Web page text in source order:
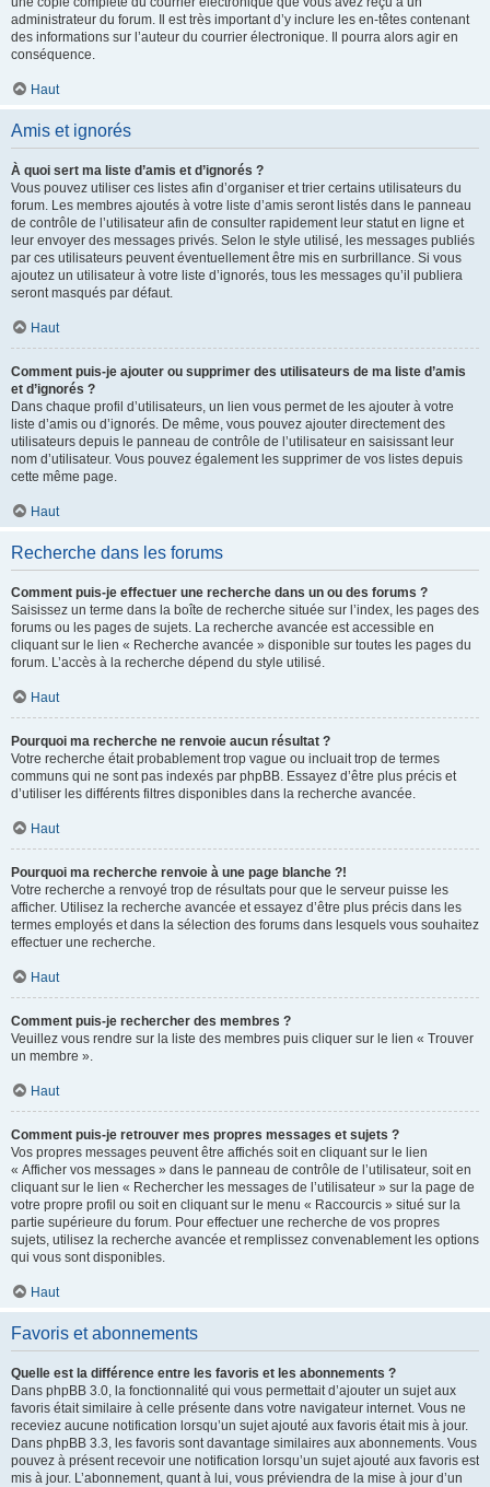
administrateur du forum. Il est très important d’y inclure les en-têtes contenant
des informations sur l’auteur du courrier électronique. Il pourra alors agir en
conséquence.
Haut
Amis et ignorés
À quoi sert ma liste d’amis et d’ignorés ?
Vous pouvez utiliser ces listes afin d’organiser et trier certains utilisateurs du
forum. Les membres ajoutés à votre liste d’amis seront listés dans le panneau
de contrôle de l’utilisateur afin de consulter rapidement leur statut en ligne et
leur envoyer des messages privés. Selon le style utilisé, les messages publiés
par ces utilisateurs peuvent éventuellement être mis en surbrillance. Si vous
ajoutez un utilisateur à votre liste d’ignorés, tous les messages qu’il publiera
seront masqués par défaut.
Haut
Comment puis-je ajouter ou supprimer des utilisateurs de ma liste d’amis
et d’ignorés ?
Dans chaque profil d’utilisateurs, un lien vous permet de les ajouter à votre
liste d’amis ou d’ignorés. De même, vous pouvez ajouter directement des
utilisateurs depuis le panneau de contrôle de l’utilisateur en saisissant leur
nom d’utilisateur. Vous pouvez également les supprimer de vos listes depuis
cette même page.
Haut
Recherche dans les forums
Comment puis-je effectuer une recherche dans un ou des forums ?
Saisissez un terme dans la boîte de recherche située sur l’index, les pages des
forums ou les pages de sujets. La recherche avancée est accessible en
cliquant sur le lien « Recherche avancée » disponible sur toutes les pages du
forum. L’accès à la recherche dépend du style utilisé.
Haut
Pourquoi ma recherche ne renvoie aucun résultat ?
Votre recherche était probablement trop vague ou incluait trop de termes
communs qui ne sont pas indexés par phpBB. Essayez d’être plus précis et
d’utiliser les différents filtres disponibles dans la recherche avancée.
Haut
Pourquoi ma recherche renvoie à une page blanche ?!
Votre recherche a renvoyé trop de résultats pour que le serveur puisse les
afficher. Utilisez la recherche avancée et essayez d’être plus précis dans les
termes employés et dans la sélection des forums dans lesquels vous souhaitez
effectuer une recherche.
Haut
Comment puis-je rechercher des membres ?
Veuillez vous rendre sur la liste des membres puis cliquer sur le lien « Trouver
un membre ».
Haut
Comment puis-je retrouver mes propres messages et sujets ?
Vos propres messages peuvent être affichés soit en cliquant sur le lien
« Afficher vos messages » dans le panneau de contrôle de l’utilisateur, soit en
cliquant sur le lien « Rechercher les messages de l’utilisateur » sur la page de
votre propre profil ou soit en cliquant sur le menu « Raccourcis » situé sur la
partie supérieure du forum. Pour effectuer une recherche de vos propres
sujets, utilisez la recherche avancée et remplissez convenablement les options
qui vous sont disponibles.
Haut
Favoris et abonnements
Quelle est la différence entre les favoris et les abonnements ?
Dans phpBB 3.0, la fonctionnalité qui vous permettait d’ajouter un sujet aux
favoris était similaire à celle présente dans votre navigateur internet. Vous ne
receviez aucune notification lorsqu’un sujet ajouté aux favoris était mis à jour.
Dans phpBB 3.3, les favoris sont davantage similaires aux abonnements. Vous
pouvez à présent recevoir une notification lorsqu’un sujet ajouté aux favoris est
mis à jour. L’abonnement, quant à lui, vous préviendra de la mise à jour d’un